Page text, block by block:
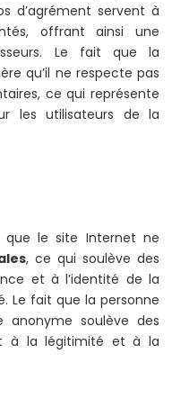
d’agrément servent à
offrant ainsi une
Le fait que la
qu’il ne respecte pas
ce qui représente
les utilisateurs de la
le site Internet ne
, ce qui soulève des
et à l’identité de la
Le fait que la personne
anonyme soulève des
à la légitimité et à la